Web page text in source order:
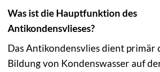
Was ist die Hauptfunktion des
Antikondensvlieses?
Das Antikondensvlies dient primär
Bildung von Kondenswasser auf